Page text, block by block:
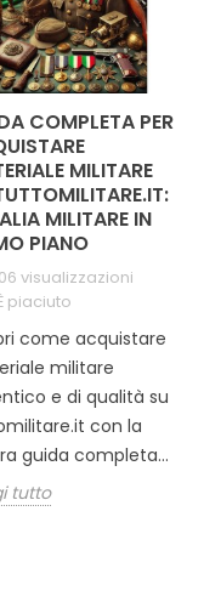
COMPLETA PER
MILITARE
MILITARE IN
PIANO
visualizzazioni
piaciuto
come acquistare
militare
e di qualità su
con la
guida completa...
tutto